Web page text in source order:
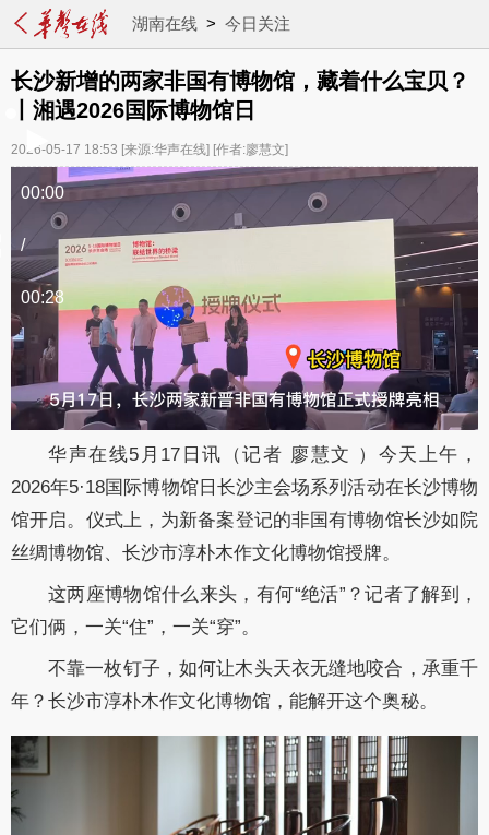
湖南在线> 今日关注
长沙新增的两家非国有博物馆，藏着什么宝贝？
丨湘遇2026国际博物馆日
2026-05-17 18:53 [来源:华声在线] [作者:廖慧文]
00:00
/
00:28
华声在线5月17日讯（记者 廖慧文 ）今天上午，
2026年5·18国际博物馆日长沙主会场系列活动在长沙博物
馆开启。仪式上，为新备案登记的非国有博物馆长沙如院
丝绸博物馆、长沙市淳朴木作文化博物馆授牌。
这两座博物馆什么来头，有何“绝活”？记者了解到，
它们俩，一关“住”，一关“穿”。
不靠一枚钉子，如何让木头天衣无缝地咬合，承重千
年？长沙市淳朴木作文化博物馆，能解开这个奥秘。